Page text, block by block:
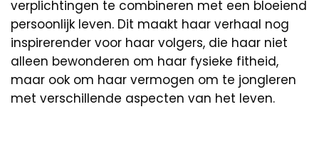
verplichtingen te combineren met een bloeiend
persoonlijk leven. Dit maakt haar verhaal nog
inspirerender voor haar volgers, die haar niet
alleen bewonderen om haar fysieke fitheid,
maar ook om haar vermogen om te jongleren
met verschillende aspecten van het leven.